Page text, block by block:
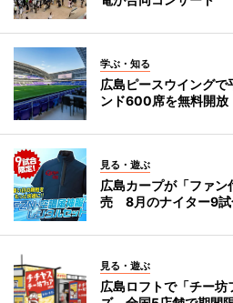
学ぶ・知る
広島ピースウイング
ンド600席を無料開放
見る・遊ぶ
広島カープが「ファ
売 8月のナイター9試
見る・遊ぶ
広島ロフトで「チー